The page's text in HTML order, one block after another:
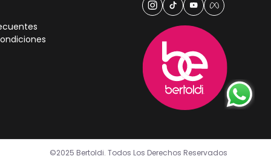
©2025 Bertoldi. Todos Los Derechos Reservados